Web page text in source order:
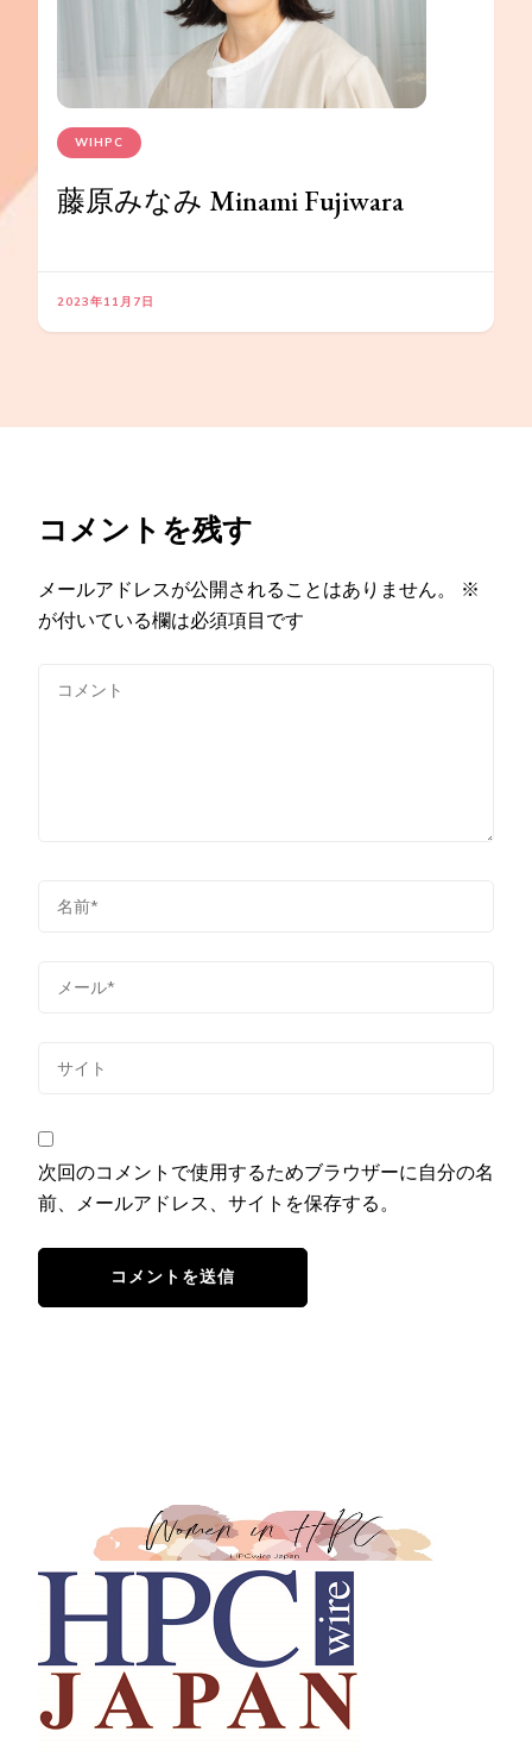
WIHPC
藤原みなみ Minami Fujiwara
2023年11月7日
コメントを残す
メールアドレスが公開されることはありません。
※
が付いている欄は必須項目です
次回のコメントで使用するためブラウザーに自分の名
前、メールアドレス、サイトを保存する。